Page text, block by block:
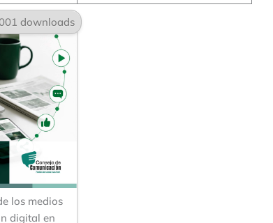
downloads
los medios
digital en